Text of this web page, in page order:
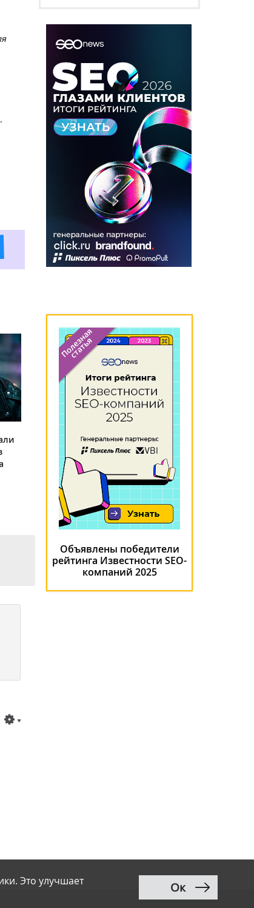
.
Объявлены победители
рейтинга Известности SEO-
компаний 2025
Это улучшает
Ок